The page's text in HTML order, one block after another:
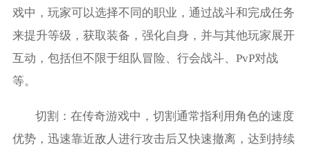
戏中，玩家可以选择不同的职业，通过战斗和完成任务
来提升等级，获取装备，强化自身，并与其他玩家展开
互动，包括但不限于组队冒险、行会战斗、PvP对战
等。
切割：在传奇游戏中，切割通常指利用角色的速度
优势，迅速靠近敌人进行攻击后又快速撤离，达到持续